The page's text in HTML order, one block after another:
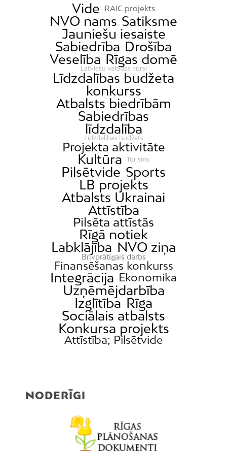
Vide RAIC projekts
NVO nams Satiksme
Jauniešu iesaiste
Sabiedrība Drošība
Veselība Rīgas domē
Latviešu valodas kursi
Līdzdalības budžeta
konkurss
Atbalsts biedrībām
Sabiedrības
līdzdalība
Līdzdalības budžets
Projekta aktivitāte
Kultūra Tūrisms
Pilsētvide Sports
LB projekts
Atbalsts Ukrainai
Attīstība
Pilsēta attīstās
Rīgā notiek
Labklājība NVO ziņa
Brīvprātīgais darbs
Finansēšanas konkurss
Integrācija Ekonomika
Uzņēmējdarbība
Izglītība Rīga
Sociālais atbalsts
Konkursa projekts
Attīstība; Pilsētvide
NODERĪGI